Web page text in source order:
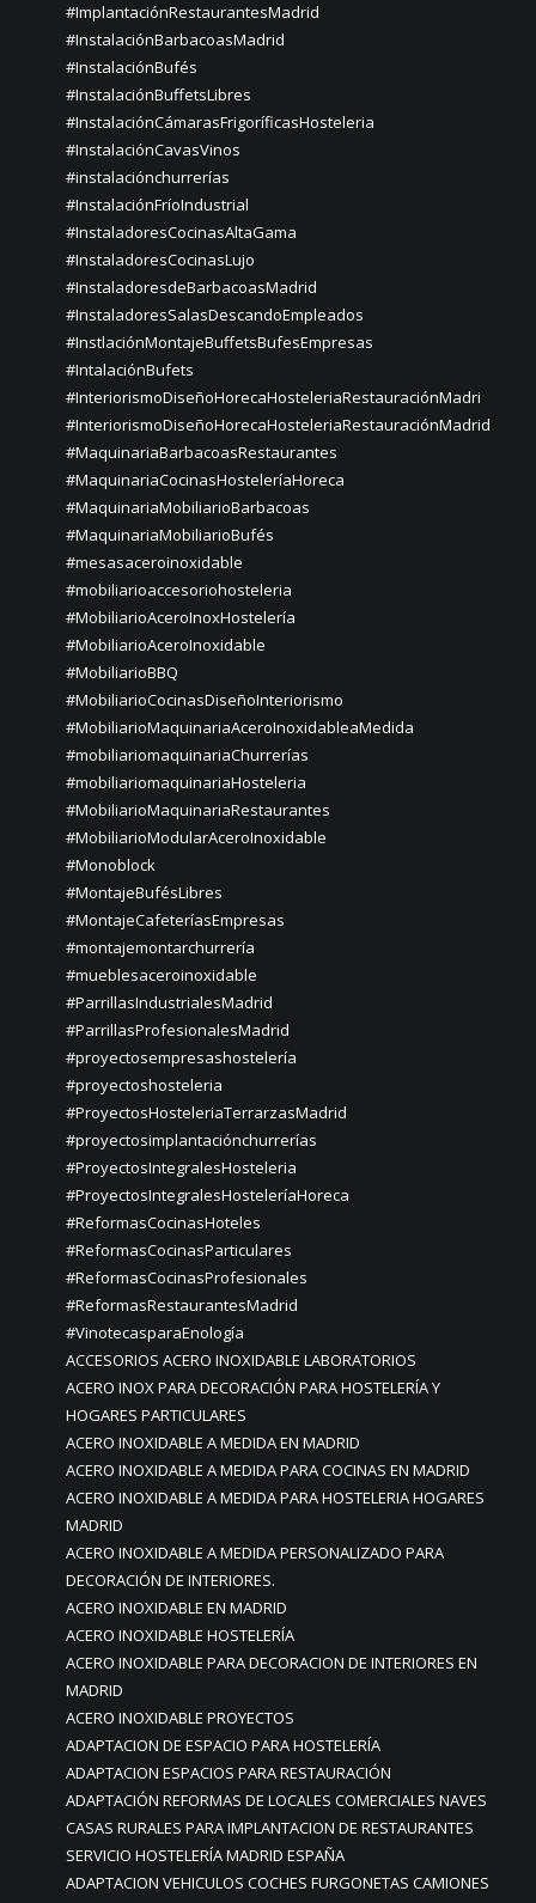
#ImplantaciónRestaurantesMadrid
#InstalaciónBarbacoasMadrid
#InstalaciónBufés
#InstalaciónBuffetsLibres
#InstalaciónCámarasFrigoríficasHosteleria
#InstalaciónCavasVinos
#instalaciónchurrerías
#InstalaciónFríoIndustrial
#InstaladoresCocinasAltaGama
#InstaladoresCocinasLujo
#InstaladoresdeBarbacoasMadrid
#InstaladoresSalasDescandoEmpleados
#InstlaciónMontajeBuffetsBufesEmpresas
#IntalaciónBufets
#InteriorismoDiseñoHorecaHosteleriaRestauraciónMadri
#InteriorismoDiseñoHorecaHosteleriaRestauraciónMadrid
#MaquinariaBarbacoasRestaurantes
#MaquinariaCocinasHosteleríaHoreca
#MaquinariaMobiliarioBarbacoas
#MaquinariaMobiliarioBufés
#mesasaceroinoxidable
#mobiliarioaccesoriohosteleria
#MobiliarioAceroInoxHostelería
#MobiliarioAceroInoxidable
#MobiliarioBBQ
#MobiliarioCocinasDiseñoInteriorismo
#MobiliarioMaquinariaAceroInoxidableaMedida
#mobiliariomaquinariaChurrerías
#mobiliariomaquinariaHosteleria
#MobiliarioMaquinariaRestaurantes
#MobiliarioModularAceroInoxidable
#Monoblock
#MontajeBufésLibres
#MontajeCafeteríasEmpresas
#montajemontarchurrería
#mueblesaceroinoxidable
#ParrillasIndustrialesMadrid
#ParrillasProfesionalesMadrid
#proyectosempresashostelería
#proyectoshosteleria
#ProyectosHosteleriaTerrarzasMadrid
#proyectosimplantaciónchurrerías
#ProyectosIntegralesHosteleria
#ProyectosIntegralesHosteleríaHoreca
#ReformasCocinasHoteles
#ReformasCocinasParticulares
#ReformasCocinasProfesionales
#ReformasRestaurantesMadrid
#VinotecasparaEnología
ACCESORIOS ACERO INOXIDABLE LABORATORIOS
ACERO INOX PARA DECORACIÓN PARA HOSTELERÍA Y
HOGARES PARTICULARES
ACERO INOXIDABLE A MEDIDA EN MADRID
ACERO INOXIDABLE A MEDIDA PARA COCINAS EN MADRID
ACERO INOXIDABLE A MEDIDA PARA HOSTELERIA HOGARES
MADRID
ACERO INOXIDABLE A MEDIDA PERSONALIZADO PARA
DECORACIÓN DE INTERIORES.
ACERO INOXIDABLE EN MADRID
ACERO INOXIDABLE HOSTELERÍA
ACERO INOXIDABLE PARA DECORACION DE INTERIORES EN
MADRID
ACERO INOXIDABLE PROYECTOS
ADAPTACION DE ESPACIO PARA HOSTELERÍA
ADAPTACION ESPACIOS PARA RESTAURACIÓN
ADAPTACIÓN REFORMAS DE LOCALES COMERCIALES NAVES
CASAS RURALES PARA IMPLANTACION DE RESTAURANTES
SERVICIO HOSTELERÍA MADRID ESPAÑA
ADAPTACION VEHICULOS COCHES FURGONETAS CAMIONES